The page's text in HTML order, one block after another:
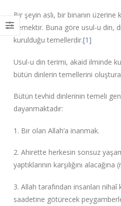
Bir şeyin aslı, bir binanın
demektir. Buna göre usul-u din,
kurulduğu temellerdir.[1]
Usul-u din terimi, akaid ilminde
bütün dinlerin temellerini
Bütün tevhid dinlerinin temeli
dayanmaktadır:
1. Bir olan Allah’a inanmak.
2. Ahirette herkesin sonsuz
yaptıklarının karşılığını
3. Allah tarafından insanları
saadetine götürecek